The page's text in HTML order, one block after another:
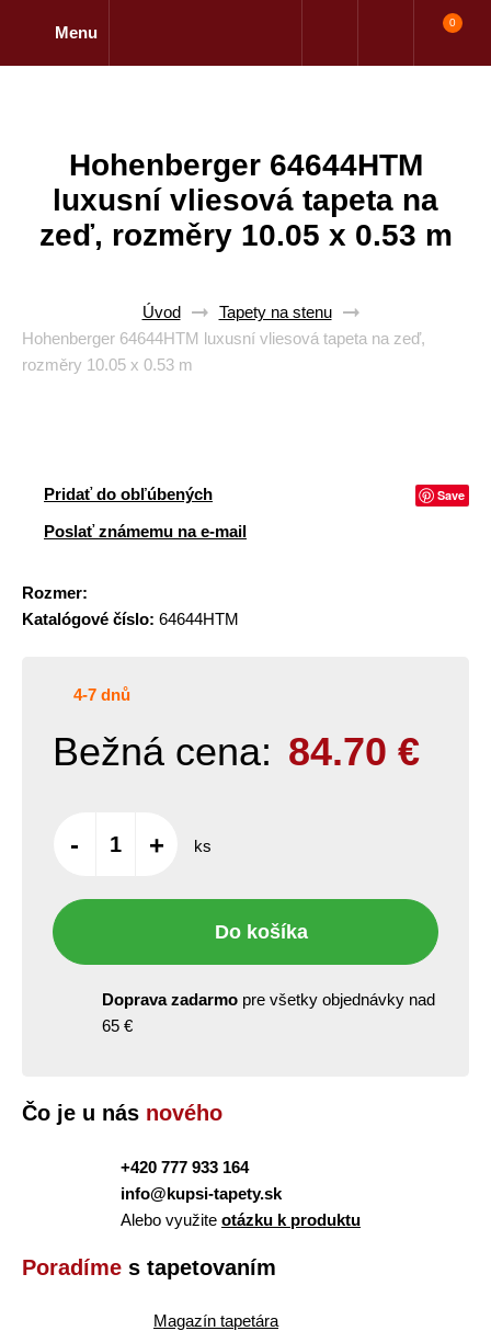
Menu
0
Hohenberger 64644HTM
luxusní vliesová tapeta na
zeď, rozměry 10.05 x 0.53 m
Úvod
Tapety na stenu
Hohenberger 64644HTM luxusní vliesová tapeta na zeď,
rozměry 10.05 x 0.53 m
Pridať do obľúbených Save
Poslať známemu na e-mail
Rozmer:
Katalógové číslo: 64644HTM
4-7 dnů
Bežná cena: 84.70 €
- + ks
Do košíka
Doprava zadarmo pre všetky objednávky nad
65 €
Čo je u nás nového
+420 777 933 164
info@kupsi-tapety.sk
Alebo využite otázku k produktu
Poradíme s tapetovaním
Magazín tapetára